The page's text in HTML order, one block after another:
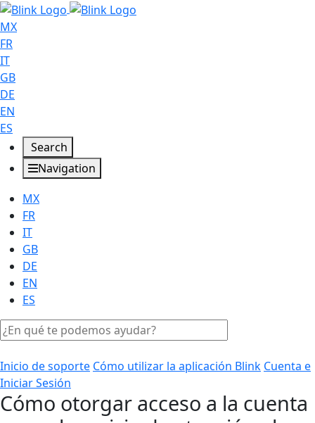
MX
FR
IT
GB
DE
EN
ES
Search
Navigation
MX
FR
IT
GB
DE
EN
ES
Inicio de soporte Cómo utilizar la aplicación Blink Cuenta e
Iniciar Sesión
Cómo otorgar acceso a la cuenta